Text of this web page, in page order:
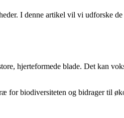
I denne artikel vil vi udforske
hjerteformede blade. Det kan
for biodiversiteten og bidrager til